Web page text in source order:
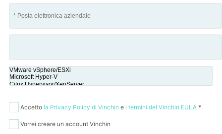
Accetto la Privacy Policy di Vinchin e i termini del Vinchin EULA *
Vorrei creare un account Vinchin